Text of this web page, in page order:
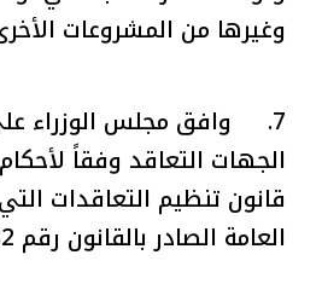
وغيرها من المشروعات
7. وافق مجلس الوزراء
قانون تنظيم التعاقدات
العامة الصادر بالقانون رقم 182 لسنة 2018.